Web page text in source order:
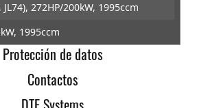
JL74), 272HP/200kW, 1995ccm
1995ccm
JL74), 200HP/147kW, 2143ccm
194kW, 2987ccm
Revocacion
Protección de datos
Contactos